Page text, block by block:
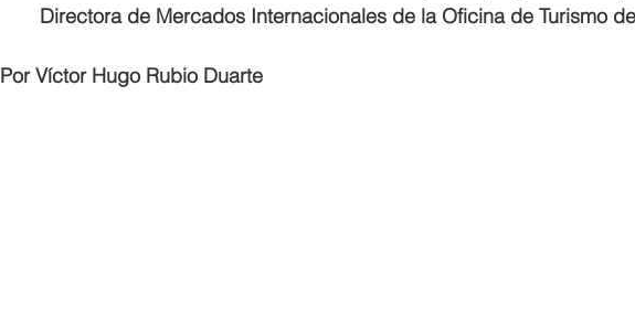
Directora de Mercados Internacionales de la Oficina de Turismo
Por Víctor Hugo Rubio Duarte